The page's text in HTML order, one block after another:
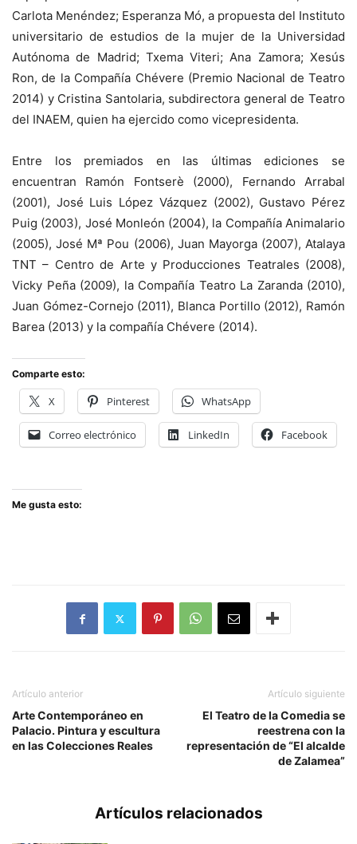
Carlota Menéndez; Esperanza Mó, a propuesta del Instituto
universitario de estudios de la mujer de la Universidad
Autónoma de Madrid; Txema Viteri; Ana Zamora; Xesús
Ron, de la Compañía Chévere (Premio Nacional de Teatro
2014) y Cristina Santolaria, subdirectora general de Teatro
del INAEM, quien ha ejercido como vicepresidenta.
Entre los premiados en las últimas ediciones se
encuentran Ramón Fontserè (2000), Fernando Arrabal
(2001), José Luis López Vázquez (2002), Gustavo Pérez
Puig (2003), José Monleón (2004), la Compañía Animalario
(2005), José Mª Pou (2006), Juan Mayorga (2007), Atalaya
TNT – Centro de Arte y Producciones Teatrales (2008),
Vicky Peña (2009), la Compañía Teatro La Zaranda (2010),
Juan Gómez-Cornejo (2011), Blanca Portillo (2012), Ramón
Barea (2013) y la compañía Chévere (2014).
Comparte esto:
X Pinterest WhatsApp
Correo electrónico LinkedIn Facebook
Me gusta esto:
Artículo anterior
Arte Contemporáneo en
Palacio. Pintura y escultura
en las Colecciones Reales
Artículo siguiente
El Teatro de la Comedia se
reestrena con la
representación de “El alcalde
de Zalamea”
Artículos relacionados